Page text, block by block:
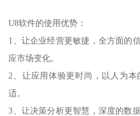
U8软件的使用优势：
1、让企业经营更敏捷，全方面的
应市场变化。
2、让应用体验更时尚，以人为
适。
3、让决策分析更智慧，深度的数